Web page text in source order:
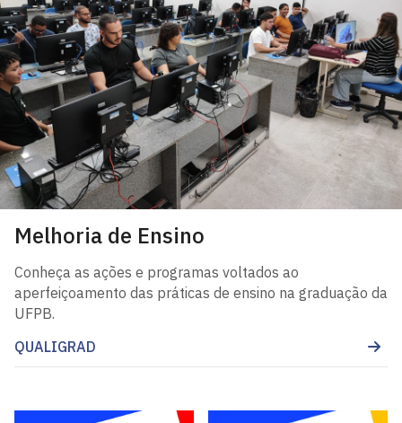
Melhoria de Ensino
Conheça as ações e programas voltados ao
aperfeiçoamento das práticas de ensino na graduação da
UFPB.
QUALIGRAD